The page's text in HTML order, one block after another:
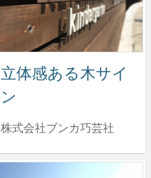
立体感ある木サイ
ン
株式会社ブンカ巧芸社